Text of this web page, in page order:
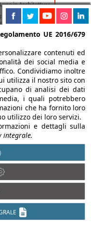
in Architettura
Prevenzione
e
Sostenibilità e
Bioedilizia
UE 2016/679
contenuti ed
dei social media e
Condividiamo inoltre
utilizza il nostro sito con
di analisi dei dati
i quali potrebbero
che ha fornito loro
utilizzo dei loro servizi.
e dettagli sulla
integrale.